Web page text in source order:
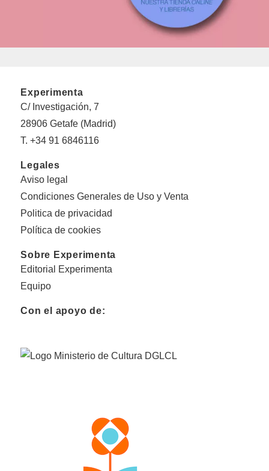
Experimenta
C/ Investigación, 7
28906 Getafe (Madrid)
T. +34 91 6846116
Legales
Aviso legal
Condiciones Generales de Uso y Venta
Politica de privacidad
Política de cookies
Sobre Experimenta
Editorial Experimenta
Equipo
Con el apoyo de: